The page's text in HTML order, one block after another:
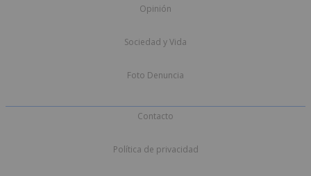
Opinión
Sociedad y Vida
Foto Denuncia
Contacto
Política de privacidad